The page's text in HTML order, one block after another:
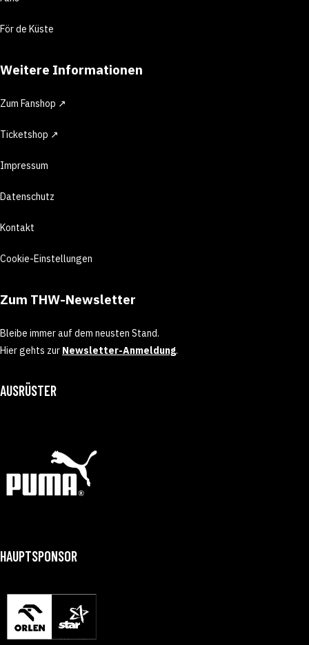
För de Küste
Weitere Informationen
Zum Fanshop ↗
Ticketshop ↗
Impressum
Datenschutz
Kontakt
Cookie-Einstellungen
Zum THW-Newsletter
Bleibe immer auf dem neusten Stand.
Hier gehts zur Newsletter-Anmeldung.
AUSRÜSTER
HAUPTSPONSOR